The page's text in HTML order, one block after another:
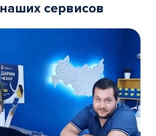
наших сервисов